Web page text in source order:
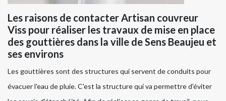
Les raisons de contacter Artisan couvreur
Viss pour réaliser les travaux de mise en place
des gouttières dans la ville de Sens Beaujeu et
ses environs
Les gouttières sont des structures qui servent de conduits pour
évacuer l'eau de pluie. C'est la structure qui va permettre d'éviter